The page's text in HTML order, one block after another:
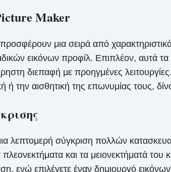
Maker
μια σειρά από
εικόνων προφίλ. Επιπλέον, αυτά
διεπαφή με προηγμένες
ή την αισθητική της επωνυμίας τους,
λεπτομερή σύγκριση πολλών
και τα μειονεκτήματά
ενώ επιλέγετε έναν δημιουργό εικόνων